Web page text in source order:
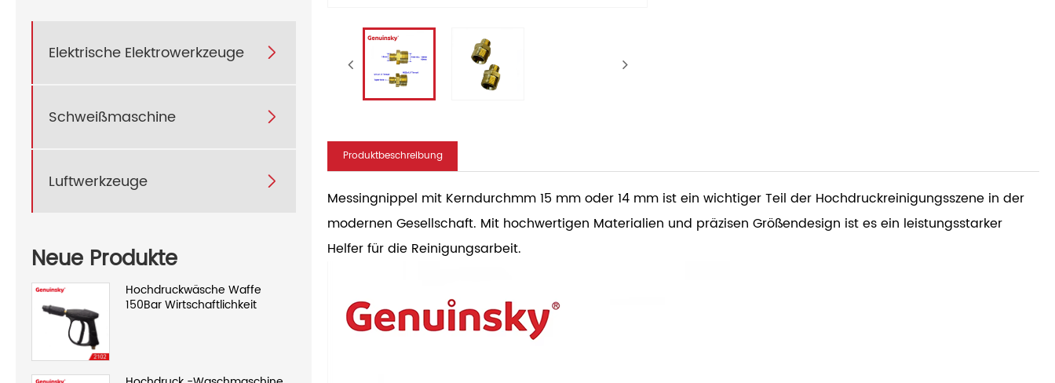
Elektrische Elektrowerkzeuge 
Schweißmaschine 
Luftwerkzeuge 
Neue Produkte
Hochdruckwäsche Waffe
150Bar Wirtschaftlichkeit
Produktbeschreibung
Messingnippel mit Kerndurchmm 15 mm oder 14 mm ist ein wichtiger Teil der Hochdruckreinigungsszene in der
modernen Gesellschaft. Mit hochwertigen Materialien und präzisen Größendesign ist es ein leistungsstarker
Helfer für die Reinigungsarbeit.